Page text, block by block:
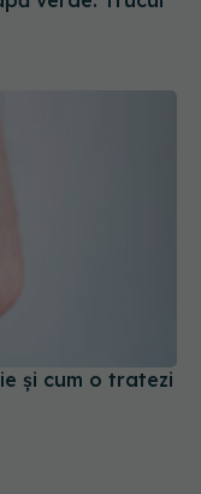
și cum o tratezi